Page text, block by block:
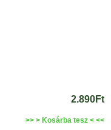
2.890Ft
>> > Kosárba tesz < <<